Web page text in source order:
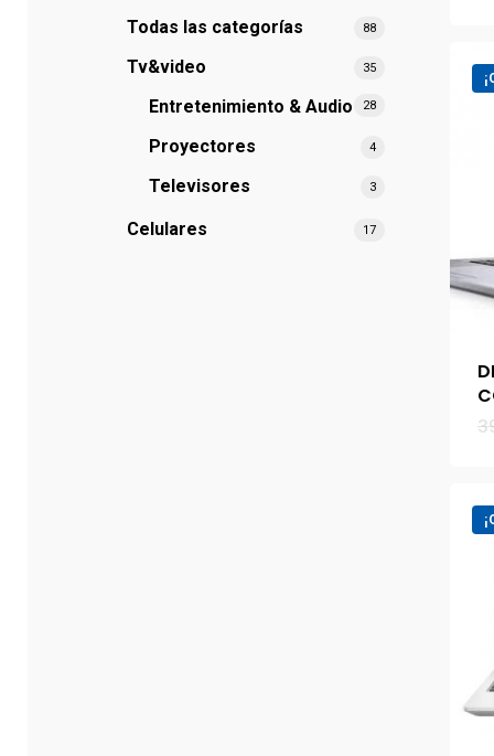
Todas las categorías 88
Tv&video 35
Entretenimiento & Audio 28
Proyectores 4
Televisores 3
Сelulares 17